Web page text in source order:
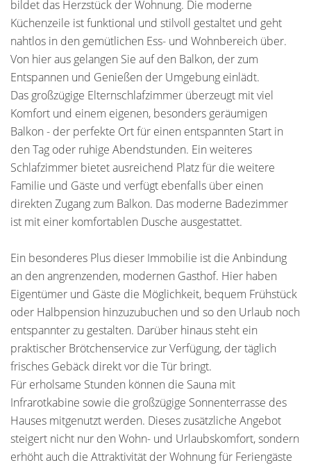
bildet das Herzstück der Wohnung. Die moderne
Küchenzeile ist funktional und stilvoll gestaltet und geht
nahtlos in den gemütlichen Ess- und Wohnbereich über.
Von hier aus gelangen Sie auf den Balkon, der zum
Entspannen und Genießen der Umgebung einlädt.
Das großzügige Elternschlafzimmer überzeugt mit viel
Komfort und einem eigenen, besonders geräumigen
Balkon - der perfekte Ort für einen entspannten Start in
den Tag oder ruhige Abendstunden. Ein weiteres
Schlafzimmer bietet ausreichend Platz für die weitere
Familie und Gäste und verfügt ebenfalls über einen
direkten Zugang zum Balkon. Das moderne Badezimmer
ist mit einer komfortablen Dusche ausgestattet.
Ein besonderes Plus dieser Immobilie ist die Anbindung
an den angrenzenden, modernen Gasthof. Hier haben
Eigentümer und Gäste die Möglichkeit, bequem Frühstück
oder Halbpension hinzuzubuchen und so den Urlaub noch
entspannter zu gestalten. Darüber hinaus steht ein
praktischer Brötchenservice zur Verfügung, der täglich
frisches Gebäck direkt vor die Tür bringt.
Für erholsame Stunden können die Sauna mit
Infrarotkabine sowie die großzügige Sonnenterrasse des
Hauses mitgenutzt werden. Dieses zusätzliche Angebot
steigert nicht nur den Wohn- und Urlaubskomfort, sondern
erhöht auch die Attraktivität der Wohnung für Feriengäste